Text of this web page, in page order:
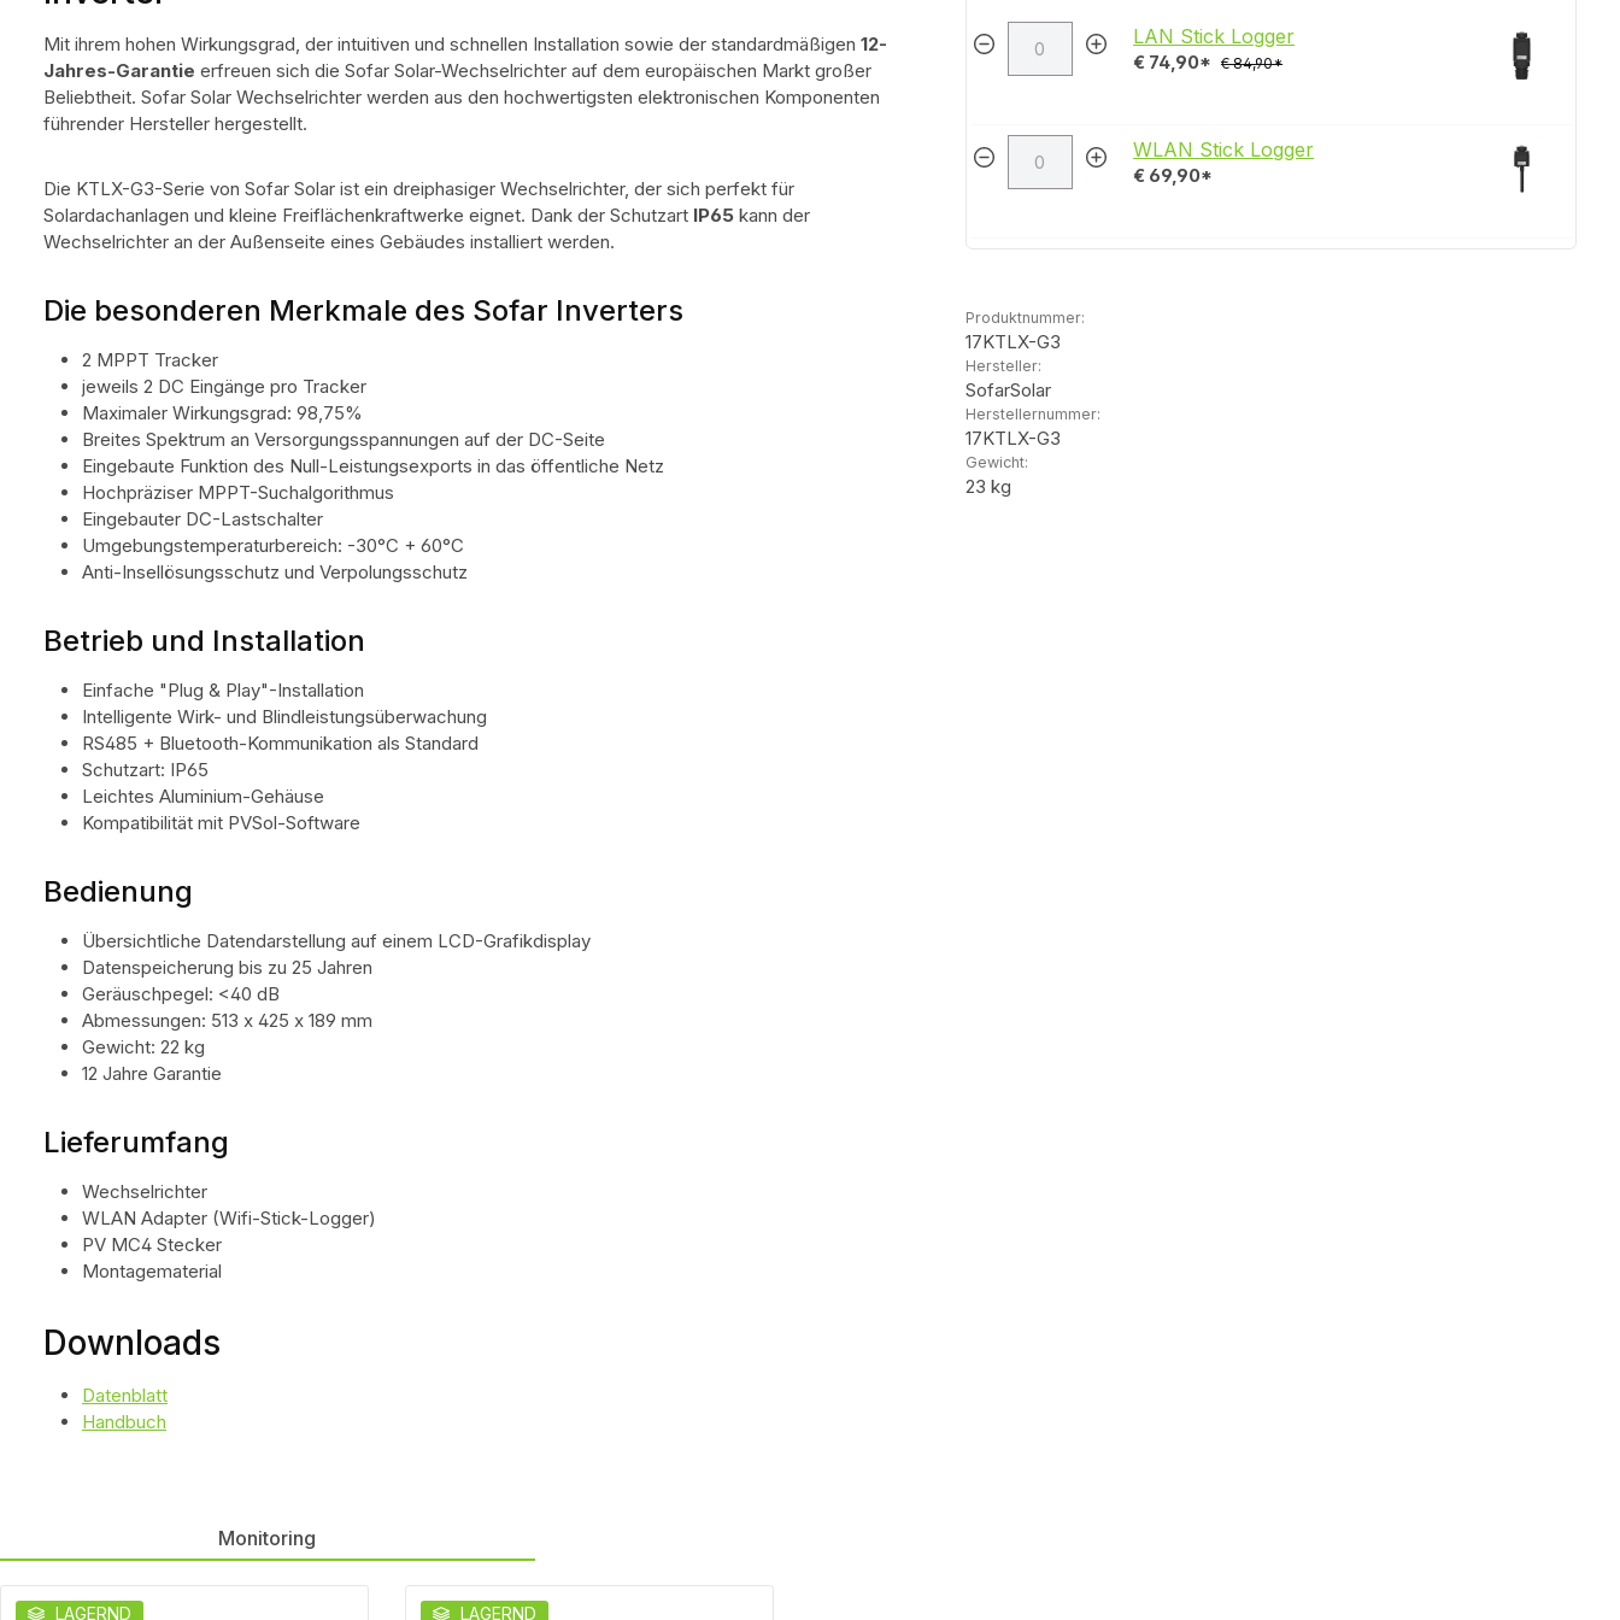
LAN Stick Logger
€ 74,90* € 84,90*
WLAN Stick Logger
€ 69,90*
Produktnummer:
17KTLX-G3
Hersteller:
SofarSolar
Herstellernummer:
17KTLX-G3
Gewicht:
23 kg
Mit ihrem hohen Wirkungsgrad, der intuitiven und schnellen Installation sowie der standardmäßigen 12-
Jahres-Garantie erfreuen sich die Sofar Solar-Wechselrichter auf dem europäischen Markt großer
Beliebtheit. Sofar Solar Wechselrichter werden aus den hochwertigsten elektronischen Komponenten
führender Hersteller hergestellt.
Die KTLX-G3-Serie von Sofar Solar ist ein dreiphasiger Wechselrichter, der sich perfekt für
Solardachanlagen und kleine Freiflächenkraftwerke eignet. Dank der Schutzart IP65 kann der
Wechselrichter an der Außenseite eines Gebäudes installiert werden.
Die besonderen Merkmale des Sofar Inverters
2 MPPT Tracker
jeweils 2 DC Eingänge pro Tracker
Maximaler Wirkungsgrad: 98,75%
Breites Spektrum an Versorgungsspannungen auf der DC-Seite
Eingebaute Funktion des Null-Leistungsexports in das öffentliche Netz
Hochpräziser MPPT-Suchalgorithmus
Eingebauter DC-Lastschalter
Umgebungstemperaturbereich: -30°C + 60°C
Anti-Insellösungsschutz und Verpolungsschutz
Betrieb und Installation
Einfache "Plug & Play"-Installation
Intelligente Wirk- und Blindleistungsüberwachung
RS485 + Bluetooth-Kommunikation als Standard
Schutzart: IP65
Leichtes Aluminium-Gehäuse
Kompatibilität mit PVSol-Software
Bedienung
Übersichtliche Datendarstellung auf einem LCD-Grafikdisplay
Datenspeicherung bis zu 25 Jahren
Geräuschpegel: <40 dB
Abmessungen: 513 x 425 x 189 mm
Gewicht: 22 kg
12 Jahre Garantie
Lieferumfang
Wechselrichter
WLAN Adapter (Wifi-Stick-Logger)
PV MC4 Stecker
Montagematerial
Downloads
Datenblatt
Handbuch
Monitoring
Produktgalerie überspringen
LAGERND LAGERND